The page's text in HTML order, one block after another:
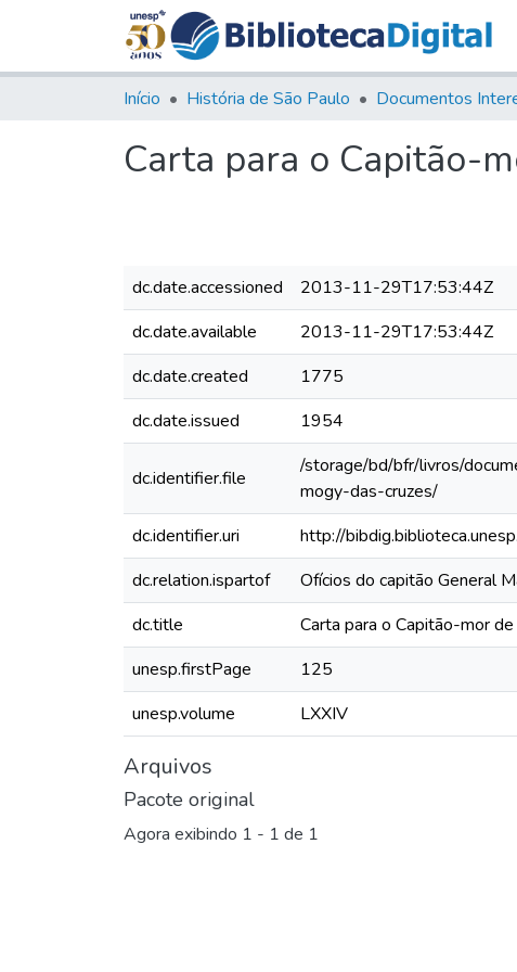
Início História de São Paulo Documentos
Carta para o Capitão-
dc.date.accessioned
2013-11-29T17:53:44Z
dc.date.available
2013-11-29T17:53:44Z
dc.date.created
1775
dc.date.issued
1954
dc.identifier.file
/storage/bd/bfr/livros/
mogy-das-cruzes/
dc.identifier.uri
http://
dc.relation.ispartof
Ofícios do capitão General
dc.title
Carta para o Capitão-mor
unesp.firstPage
125
unesp.volume
LXXIV
Arquivos
Pacote original
Agora exibindo 1 - 1 de 1